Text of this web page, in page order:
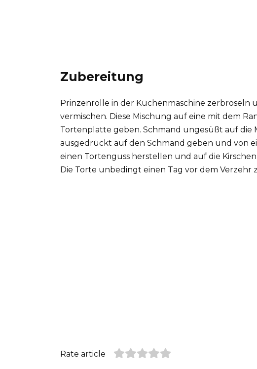
Zubereitung
Prinzenrolle in der Küchenmaschine zerbröseln
vermischen. Diese Mischung auf eine mit dem
Tortenplatte geben. Schmand ungesüßt auf die
ausgedrückt auf den Schmand geben und von
einen Tortenguss herstellen und auf die
Die Torte unbedingt einen Tag vor dem Verzehr
Rate article